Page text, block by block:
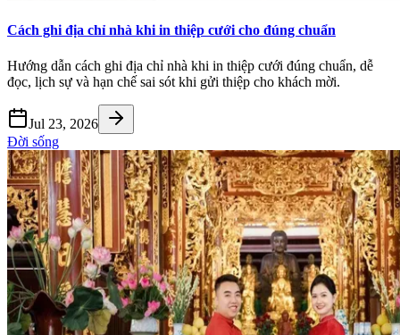
Cách ghi địa chỉ nhà khi in thiệp cưới cho đúng chuẩn
Hướng dẫn cách ghi địa chỉ nhà khi in thiệp cưới đúng chuẩn, dễ
đọc, lịch sự và hạn chế sai sót khi gửi thiệp cho khách mời.
Jul 23, 2026
Đời sống